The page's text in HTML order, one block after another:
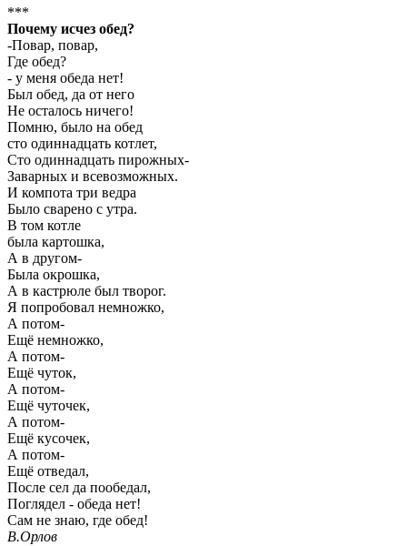
***
Почему исчез обед?
-Повар, повар,
Где обед?
- у меня обеда нет!
Был обед, да от него
Не осталось ничего!
Помню, было на обед
сто одиннадцать котлет,
Сто одиннадцать пирожных-
Заварных и всевозможных.
И компота три ведра
Было сварено с утра.
В том котле
была картошка,
А в другом-
Была окрошка,
А в кастрюле был творог.
Я попробовал немножко,
А потом-
Ещё немножко,
А потом-
Ещё чуток,
А потом-
Ещё чуточек,
А потом-
Ещё кусочек,
А потом-
Ещё отведал,
После сел да пообедал,
Поглядел - обеда нет!
Сам не знаю, где обед!
В.Орлов